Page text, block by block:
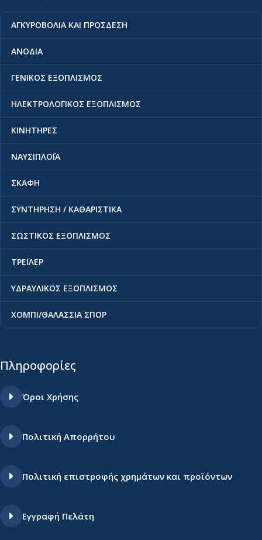
ΑΓΚΥΡΟΒΟΛΙΑ ΚΑΙ ΠΡΟΣΔΕΣΗ
ΑΝΟΔΙΑ
ΓΕΝΙΚΟΣ ΕΞΟΠΛΙΣΜΟΣ
ΗΛΕΚΤΡΟΛΟΓΙΚΟΣ ΕΞΟΠΛΙΣΜΟΣ
ΚΙΝΗΤΗΡΕΣ
ΝΑΥΣΙΠΛΟΪΑ
ΣΚΑΦΗ
ΣΥΝΤΗΡΗΣΗ / ΚΑΘΑΡΙΣΤΙΚΑ
ΣΩΣΤΙΚΟΣ ΕΞΟΠΛΙΣΜΟΣ
ΤΡΕΪΛΕΡ
ΥΔΡΑΥΛΙΚΟΣ ΕΞΟΠΛΙΣΜΟΣ
ΧΟΜΠΙ/ΘΑΛΑΣΣΙΑ ΣΠΟΡ
Πληροφορίες
Όροι Χρήσης
Πολιτική Απορρήτου
Πολιτική επιστροφής χρημάτων και προϊόντων
Εγγραφή Πελάτη